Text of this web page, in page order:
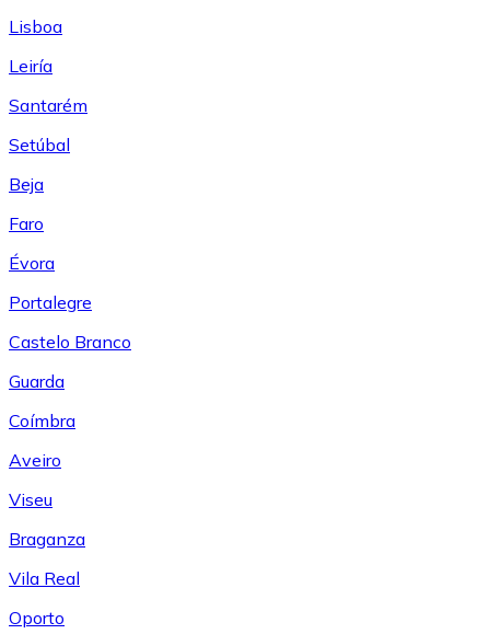
Lisboa
Leiría
Santarém
Setúbal
Beja
Faro
Évora
Portalegre
Castelo Branco
Guarda
Coímbra
Aveiro
Viseu
Braganza
Vila Real
Oporto